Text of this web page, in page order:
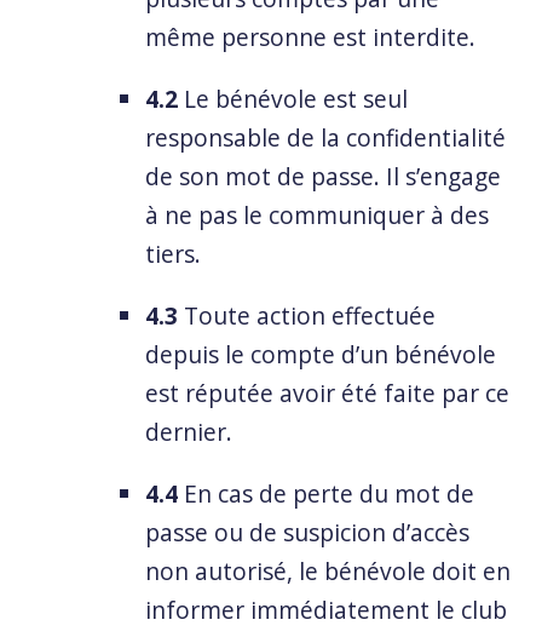
même personne est interdite.
4.2 Le bénévole est seul
responsable de la confidentialité
de son mot de passe. Il s’engage
à ne pas le communiquer à des
tiers.
4.3 Toute action effectuée
depuis le compte d’un bénévole
est réputée avoir été faite par ce
dernier.
4.4 En cas de perte du mot de
passe ou de suspicion d’accès
non autorisé, le bénévole doit en
informer immédiatement le club